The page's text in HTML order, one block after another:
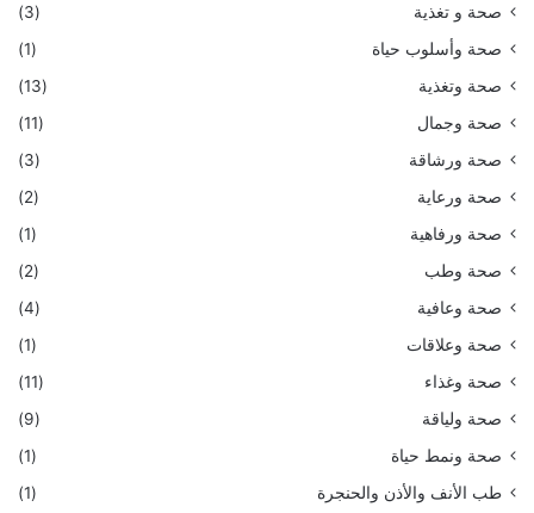
صحة و تغذية
(3)
صحة وأسلوب حياة
(1)
صحة وتغذية
(13)
صحة وجمال
(11)
صحة ورشاقة
(3)
صحة ورعاية
(2)
صحة ورفاهية
(1)
صحة وطب
(2)
صحة وعافية
(4)
صحة وعلاقات
(1)
صحة وغذاء
(11)
صحة ولياقة
(9)
صحة ونمط حياة
(1)
طب الأنف والأذن والحنجرة
(1)